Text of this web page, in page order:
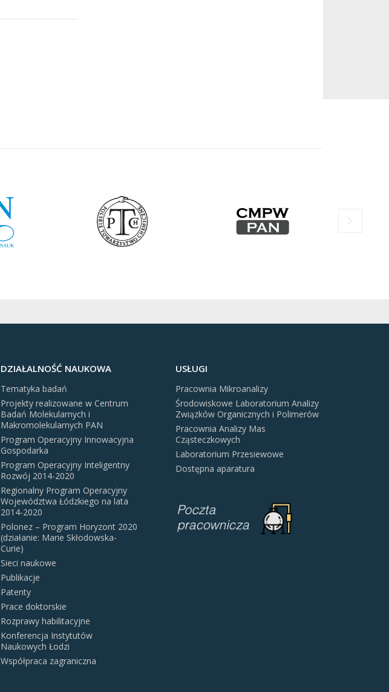
DZIAŁALNOŚĆ NAUKOWA
Tematyka badań
Projekty realizowane w Centrum
Badań Molekularnych i
Makromolekularnych PAN
Program Operacyjny Innowacyjna
Gospodarka
Program Operacyjny Inteligentny
Rozwój 2014-2020
Regionalny Program Operacyjny
Województwa Łódzkiego na lata
2014-2020
Polonez – Program Horyzont 2020
(działanie: Marie Skłodowska-
Curie)
Sieci naukowe
Publikacje
Patenty
Prace doktorskie
Rozprawy habilitacyjne
Konferencja Instytutów
Naukowych Łodzi
Współpraca zagraniczna
USŁUGI
Pracownia Mikroanalizy
Środowiskowe Laboratorium Analizy
Związków Organicznych i Polimerów
Pracownia Analizy Mas
Cząsteczkowych
Laboratorium Przesiewowe
Dostępna aparatura